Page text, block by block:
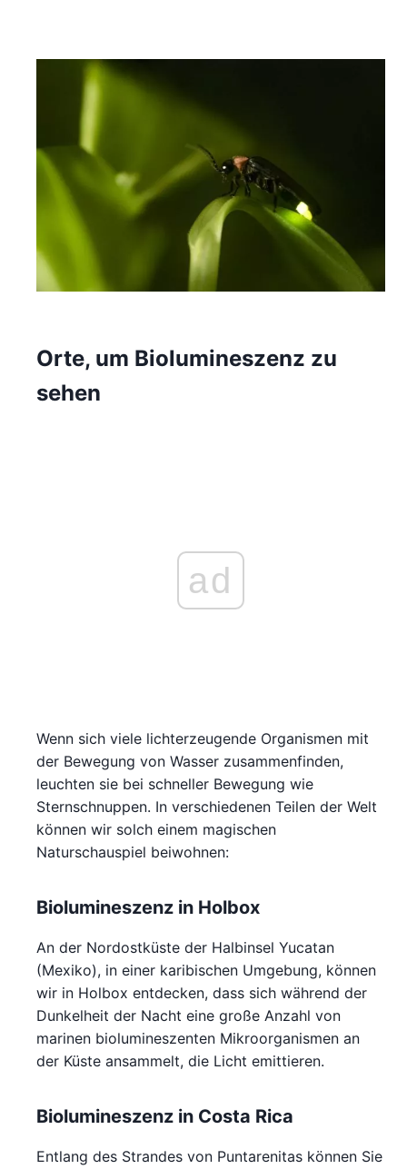
Orte, um Biolumineszenz zu
sehen
ad
Wenn sich viele lichterzeugende Organismen mit
der Bewegung von Wasser zusammenfinden,
leuchten sie bei schneller Bewegung wie
Sternschnuppen. In verschiedenen Teilen der Welt
können wir solch einem magischen
Naturschauspiel beiwohnen:
Biolumineszenz in Holbox
An der Nordostküste der Halbinsel Yucatan
(Mexiko), in einer karibischen Umgebung, können
wir in Holbox entdecken, dass sich während der
Dunkelheit der Nacht eine große Anzahl von
marinen biolumineszenten Mikroorganismen an
der Küste ansammelt, die Licht emittieren.
Biolumineszenz in Costa Rica
Entlang des Strandes von Puntarenitas können Sie